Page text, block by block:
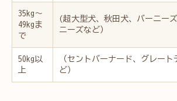
35kg〜
49kgま
で
(超大型犬、秋田犬、バーニー
ニーズなど）
50kg以
上
（セントバーナード、グレート
ど）